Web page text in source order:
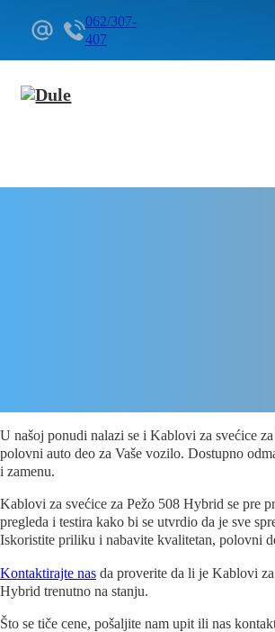
062/307-
407
U našoj ponudi nalazi se i Kablovi za svećice
polovni auto deo za Vaše vozilo. Dostupno
i zamenu.
Kablovi za svećice za Pežo 508 Hybrid se pre
pregleda i testira kako bi se utvrdio da je sve
Iskoristite priliku i nabavite kvalitetan, polovni
Kontaktirajte nas da proverite da li je Kablovi
Hybrid trenutno na stanju.
Što se tiče cene, pošaljite nam upit ili nas